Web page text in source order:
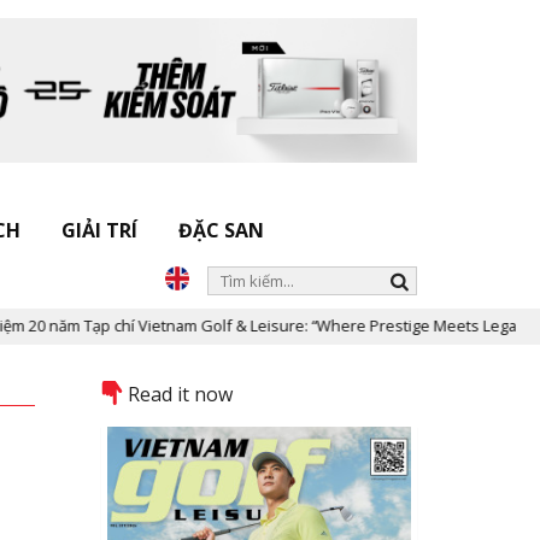
GIẢI TRÍ ĐẶC SAN
Tạp chí Vietnam Golf & Leisure: “Where Prestige Meets Legacy”
Read it now